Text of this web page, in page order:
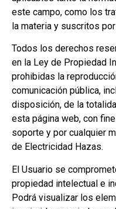
este campo, como los
la materia y suscritos por
Todos los derechos
en la Ley de Propiedad
prohibidas la
comunicación pública,
disposición, de la
esta página web, con
soporte y por cualquier
de Electricidad Hazas.
El Usuario se
propiedad intelectual e
Podrá visualizar los